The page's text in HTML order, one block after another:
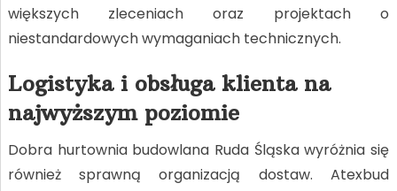
większych zleceniach oraz projektach o
niestandardowych wymaganiach technicznych.
Logistyka i obsługa klienta na
najwyższym poziomie
Dobra hurtownia budowlana Ruda Śląska wyróżnia się
również sprawną organizacją dostaw. Atexbud